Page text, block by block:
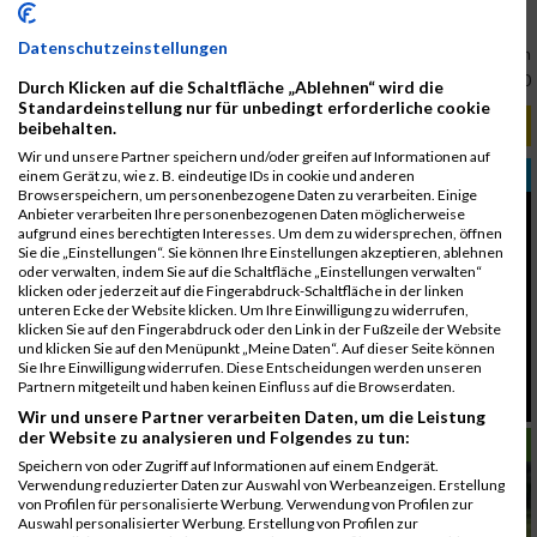
Link:
Gerhard Böhm
21.02.2018, 12:00:00
RELEVANTE ARTIKEL
Lauftempo bei kalten Temperaturen
Datenschutzeinstellungen
Durch Klicken auf die Schaltfläche „Ablehnen“ wird die
Standardeinstellung nur für unbedingt erforderliche cookie
beibehalten.
Wir und unsere Partner speichern und/oder greifen auf Informationen auf
einem Gerät zu, wie z. B. eindeutige IDs in cookie und anderen
Browserspeichern, um personenbezogene Daten zu verarbeiten. Einige
Anbieter verarbeiten Ihre personenbezogenen Daten möglicherweise
aufgrund eines berechtigten Interesses. Um dem zu widersprechen, öffnen
Sie die „Einstellungen“. Sie können Ihre Einstellungen akzeptieren, ablehnen
oder verwalten, indem Sie auf die Schaltfläche „Einstellungen verwalten“
klicken oder jederzeit auf die Fingerabdruck-Schaltfläche in der linken
unteren Ecke der Website klicken. Um Ihre Einwilligung zu widerrufen,
klicken Sie auf den Fingerabdruck oder den Link in der Fußzeile der Website
und klicken Sie auf den Menüpunkt „Meine Daten“. Auf dieser Seite können
Sie Ihre Einwilligung widerrufen. Diese Entscheidungen werden unseren
Partnern mitgeteilt und haben keinen Einfluss auf die Browserdaten.
Wir und unsere Partner verarbeiten Daten, um die Leistung
der Website zu analysieren und Folgendes zu tun:
Speichern von oder Zugriff auf Informationen auf einem Endgerät.
Verwendung reduzierter Daten zur Auswahl von Werbeanzeigen. Erstellung
von Profilen für personalisierte Werbung. Verwendung von Profilen zur
Auswahl personalisierter Werbung. Erstellung von Profilen zur